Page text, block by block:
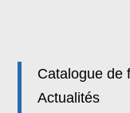
Catalogue de
Actualités